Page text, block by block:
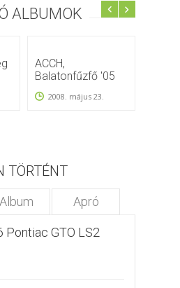
ALBUMOK
ACCH,
Balatonfűzfő '05
2008. május 23.
TÖRTÉNT
Album Apró
Pontiac GTO LS2